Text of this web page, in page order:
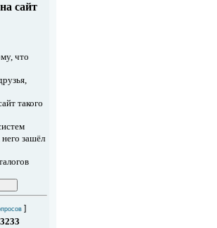
сайт
что
такого
зашёл
]
3233